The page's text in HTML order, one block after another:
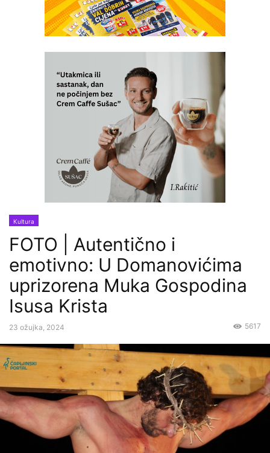
Kultura
FOTO | Autentično i
emotivno: U Domanovićima
uprizorena Muka Gospodina
Isusa Krista
23 ožujka, 2024 5617